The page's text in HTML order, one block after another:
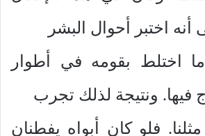
أنه اختبر أحوال البشر
اختلط بقومه في أطوار
فيها. ونتيجة لذلك تجرب
فلو كان أبواه يفطنان